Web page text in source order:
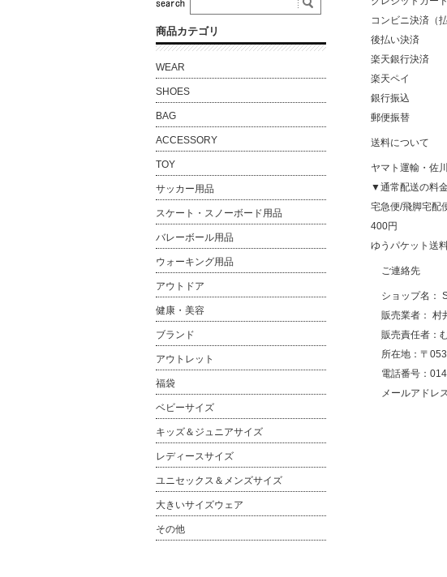
コンビニ決済（払
後払い決済
楽天銀行決済
楽天ペイ
銀行振込
郵便振替
送料について
ヤマト運輸・佐
▼通常配送の料
宅急便/飛脚宅配
400円
ゆうパケット送
ご連絡先
ショップ名：
販売業者： 村
販売責任者：
所在地：〒
電話番号：
メールアドレ
商品カテゴリ
WEAR
SHOES
BAG
ACCESSORY
TOY
サッカー用品
スケート・スノーボード用品
バレーボール用品
ウォーキング用品
アウトドア
健康・美容
ブランド
アウトレット
福袋
ベビーサイズ
キッズ＆ジュニアサイズ
レディースサイズ
ユニセックス＆メンズサイズ
大きいサイズウェア
その他